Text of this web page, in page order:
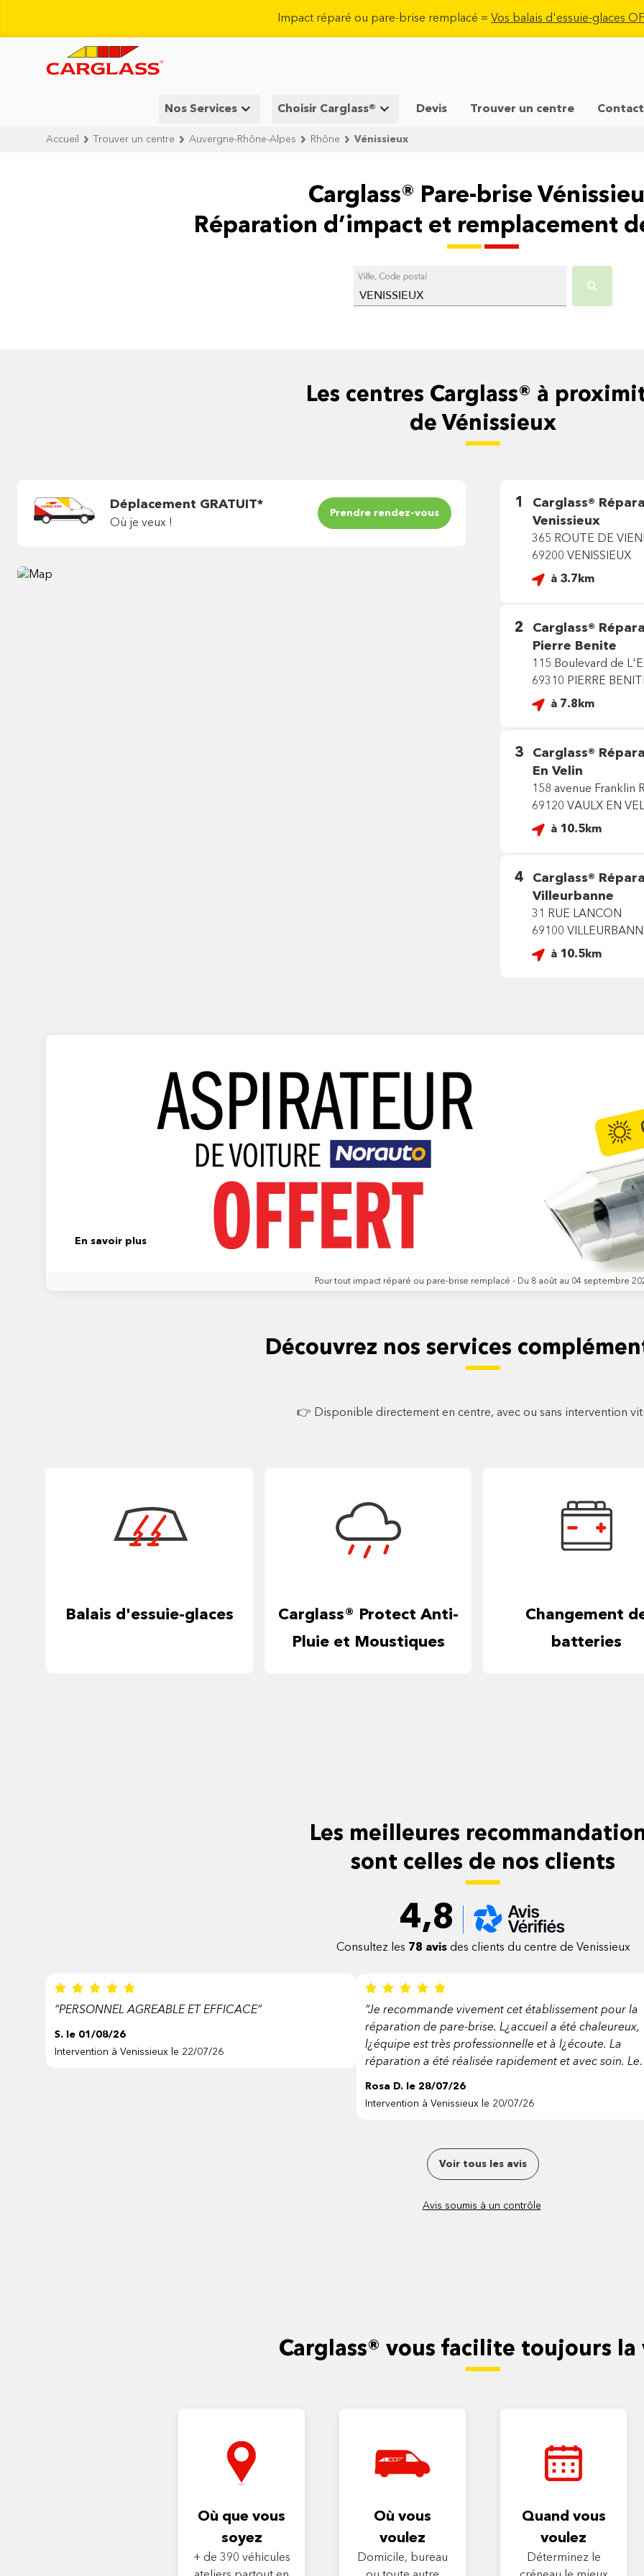
Impact réparé ou pare-brise remplacé = Vos balais d'essuie-glaces
Nos Services Choisir Carglass® Devis Trouver un centre
Accueil Trouver un centre Auvergne-Rhône-Alpes Rhône Vénissieux
Carglass® Pare-brise
Réparation d’impact et remplacement
Ville, Code postal
VENISSIEUX
Les centres Carglass® à
de Vénissieux
Déplacement GRATUIT*
Où je veux !
Prendre rendez-vous
1 Carglass®
Venissieux
365 ROUTE DE
69200 VENISSIEUX
à 3.7km
2 Carglass®
Pierre Benite
115 Boulevard de
69310 PIERRE
à 7.8km
3 Carglass®
En Velin
158 avenue Franklin
69120 VAULX EN
à 10.5km
4 Carglass®
Villeurbanne
31 RUE LANCON
69100
à 10.5km
En savoir plus
Pour tout impact réparé ou pare-brise remplacé - Du 8 août au 04 septembre
Découvrez nos services
👉 Disponible directement en centre, avec ou sans intervention
Balais d'essuie-glaces
Carglass® Protect Anti-
Pluie et Moustiques
Changement
batteries
Les meilleures
sont celles de nos clients
4,8
Consultez les 78 avisdes clients du centre de Venissieux
“PERSONNEL AGREABLE ET EFFICACE”
S. le 01/08/26
Intervention à Venissieux le 22/07/26
“Je recommande vivement cet établissement pour la
réparation de pare-brise. L¿accueil a été chaleureux,
l¿équipe est très professionnelle et à l¿écoute. La
réparation a été réalisée rapidement et avec soin. Le
travail est de qualité et le service est irréprochable.
suis entièrement satisfaite de mon expérience. Merci
Rosa D. le 28/07/26
Intervention à Venissieux le 20/07/26
Voir tous les avis
Avis soumis à un contrôle
Carglass® vous facilite toujours
Où que vous
soyez
+ de 390 véhicules
Où vous
voulez
Domicile, bureau
Quand vous
voulez
Déterminez le